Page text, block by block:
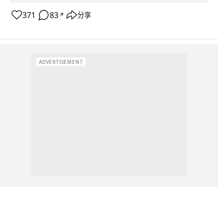
371 83 ↗ 分享
ADVERTISEMENT